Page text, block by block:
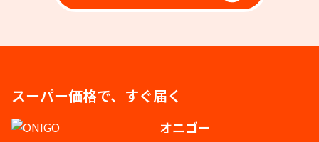
スーパー価格で、すぐ届く
オニゴー